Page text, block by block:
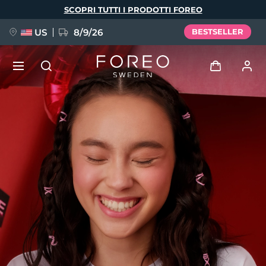
SCOPRI TUTTI I PRODOTTI FOREO
US 8/9/26 BESTSELLER
Profilo utente
I miei dispositivi
I miei ordini
I miei indirizzi
I miei abbonamenti
NUOVO
FAQ™ Pure Beauty-Tech Elixir
BREAKING NEWS
issa™ Teeth Whitening Set
Lingua
English Deutsch
Español
Français
Italiano
Português
Polski
Svenska
Русский
Türkçe
简体中文 繁體中文